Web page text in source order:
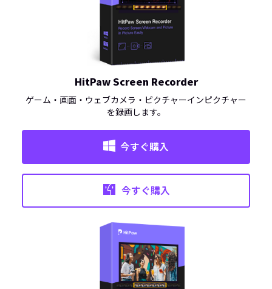
HitPaw Screen Recorder
ゲーム・画面・ウェブカメラ・ピクチャーインピクチャー
を録画します。
今すぐ購入
今すぐ購入